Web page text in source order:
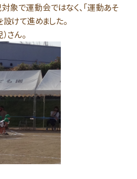
象で運動会ではなく、「運動あそ
設けて進めました。
さん。